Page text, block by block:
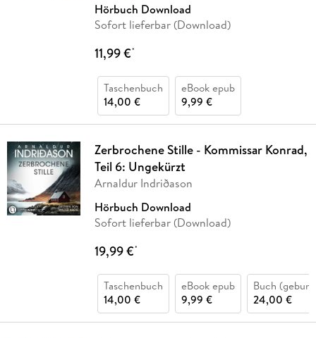
Hörbuch Download
Sofort lieferbar (Download)
11,99 €*
Taschenbuch
14,00 €
eBook epub
9,99 €
Zerbrochene Stille - Kommissar Konrad,
Teil 6: Ungekürzt
Arnaldur Indriðason
Hörbuch Download
Sofort lieferbar (Download)
19,99 €*
Taschenbuch
14,00 €
eBook epub
9,99 €
Buch
24,00 €